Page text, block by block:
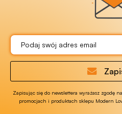
Zapisując się do newslettera wyrażasz zgodę
promocjach i produktach sklepu Modern